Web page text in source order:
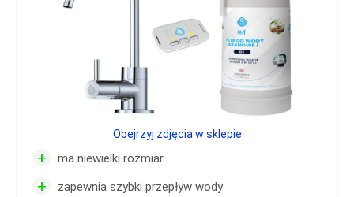
+ ma niewielki rozmiar
+ zapewnia szybki przepływ wody
Obejrzyj zdjęcia w sklepie